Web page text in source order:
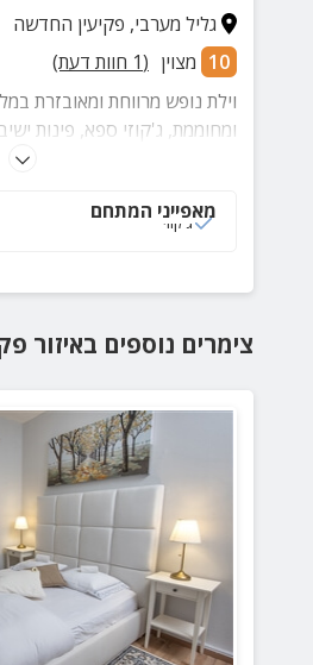
גליל מערבי, פקיעין החדשה
10 מצוין (
1 חוות דעת)
וילת נופש מרווחת ומאובזרת
ומחוממת, ג'קוזי ספא, פינות
סנוקרמקצועי, מטבח חיצוני
מאפייני המתחם
ג‘קוזי
צימרים נוספים באיזור